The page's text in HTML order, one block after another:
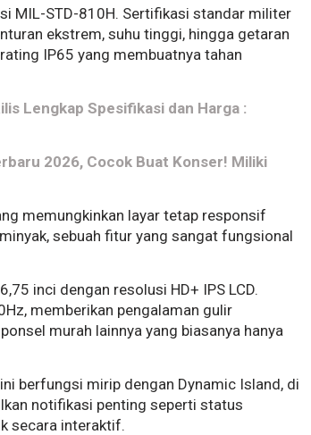
MIL-STD-810H. Sertifikasi standar militer
ekstrem, suhu tinggi, hingga getaran
IP65 yang membuatnya tahan
Lengkap Spesifikasi dan Harga :
2026, Cocok Buat Konser! Miliki
memungkinkan layar tetap responsif
sebuah fitur yang sangat fungsional
inci dengan resolusi HD+ IPS LCD.
memberikan pengalaman gulir
murah lainnya yang biasanya hanya
berfungsi mirip dengan Dynamic Island, di
notifikasi penting seperti status
secara interaktif.